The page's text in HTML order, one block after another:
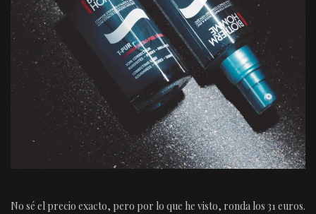
No sé el precio exacto, pero por lo que he visto, ronda los 31 euros.